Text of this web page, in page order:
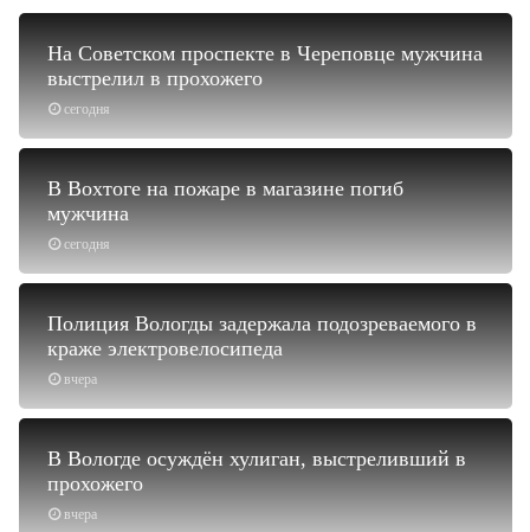
сегодня
На Советском проспекте в Череповце мужчина
выстрелил в прохожего
сегодня
В Вохтоге на пожаре в магазине погиб
мужчина
вчера
Полиция Вологды задержала подозреваемого в
краже электровелосипеда
вчера
В Вологде осуждён хулиган, выстреливший в
прохожего